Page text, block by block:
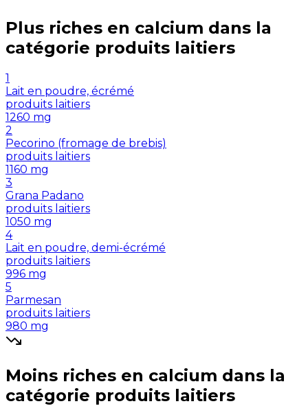
Plus riches en calcium dans la
catégorie produits laitiers
1
Lait en poudre, écrémé
produits laitiers
1260 mg
2
Pecorino (fromage de brebis)
produits laitiers
1160 mg
3
Grana Padano
produits laitiers
1050 mg
4
Lait en poudre, demi-écrémé
produits laitiers
996 mg
5
Parmesan
produits laitiers
980 mg
Moins riches en calcium dans la
catégorie produits laitiers